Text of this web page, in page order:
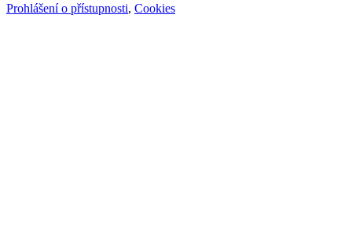
Prohlášení o přístupnosti, Cookies